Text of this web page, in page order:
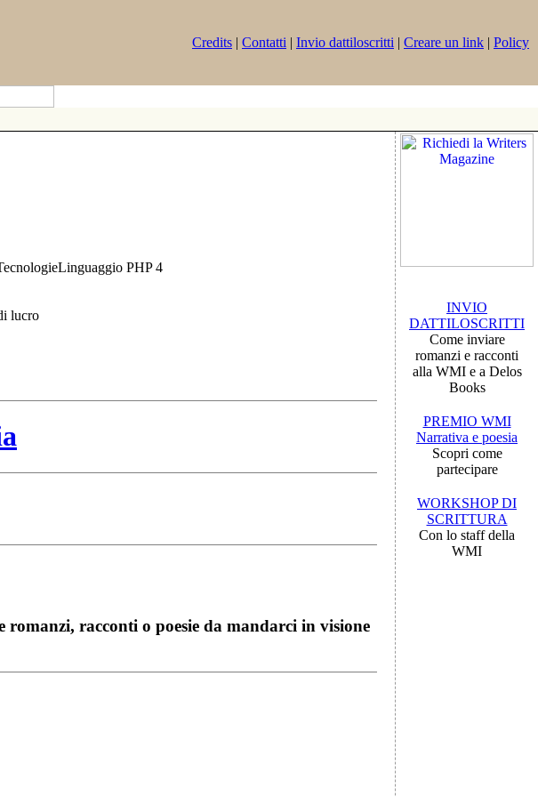
Credits | Contatti | Invio dattiloscritti | Creare un link | Policy
PHP 4
lucro
romanzi, racconti o poesie da mandarci in visione
INVIO
DATTILOSCRITTI
Come inviare
romanzi e racconti
alla WMI e a Delos
Books
PREMIO WMI
Narrativa e poesia
Scopri come
partecipare
WORKSHOP DI
SCRITTURA
Con lo staff della
WMI